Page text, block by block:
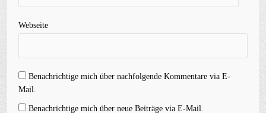
Webseite
Benachrichtige mich über nachfolgende Kommentare via E-
Mail.
Benachrichtige mich über neue Beiträge via E-Mail.